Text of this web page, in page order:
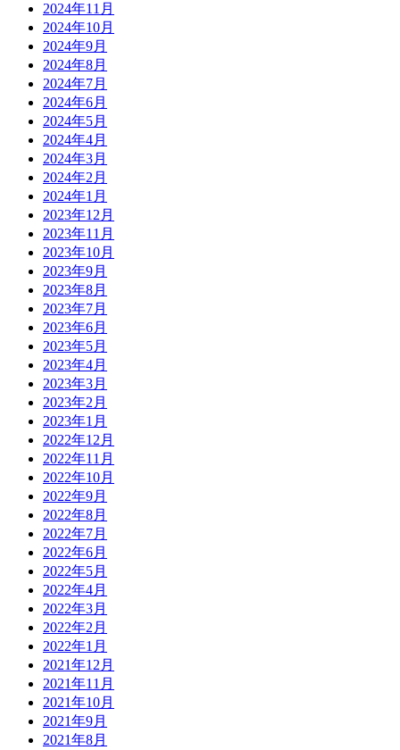
2024年11月
2024年10月
2024年9月
2024年8月
2024年7月
2024年6月
2024年5月
2024年4月
2024年3月
2024年2月
2024年1月
2023年12月
2023年11月
2023年10月
2023年9月
2023年8月
2023年7月
2023年6月
2023年5月
2023年4月
2023年3月
2023年2月
2023年1月
2022年12月
2022年11月
2022年10月
2022年9月
2022年8月
2022年7月
2022年6月
2022年5月
2022年4月
2022年3月
2022年2月
2022年1月
2021年12月
2021年11月
2021年10月
2021年9月
2021年8月